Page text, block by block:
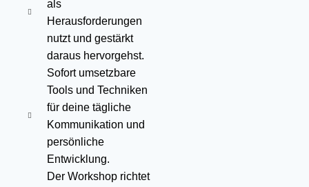
als
Herausforderungen
nutzt und gestärkt
daraus hervorgehst.
Sofort umsetzbare
Tools und Techniken
für deine tägliche
Kommunikation und
persönliche
Entwicklung.
Der Workshop richtet